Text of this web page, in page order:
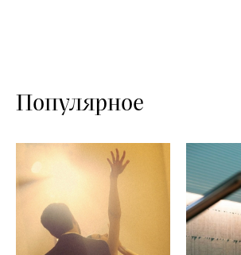
Популярное